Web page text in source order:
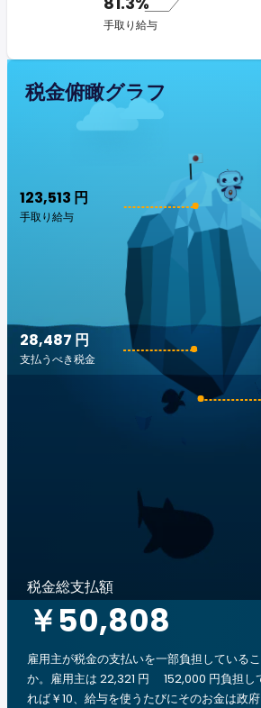
手取り給与
税金俯瞰グラフ
123,513 円
手取り給与
28,487 円
支払うべき税金
税金総支払額
￥50,808
雇用主が税金の支払いを一部負担している
か。雇用主は 22,321 円 152,000 円負担し
れば￥10、給与を使うたびにそのお金は政